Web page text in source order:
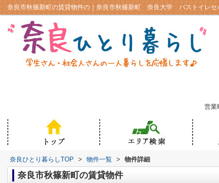
営業
奈良ひとり暮らしTOP > 物件一覧 > 物件詳細
奈良市秋篠新町の賃貸物件